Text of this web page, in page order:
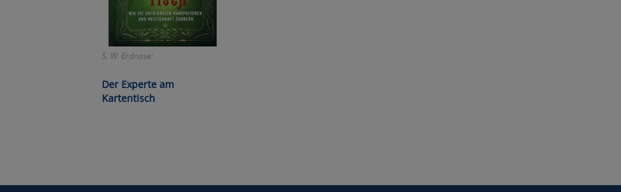
S. W. Erdnase:
Der Experte am
Kartentisch